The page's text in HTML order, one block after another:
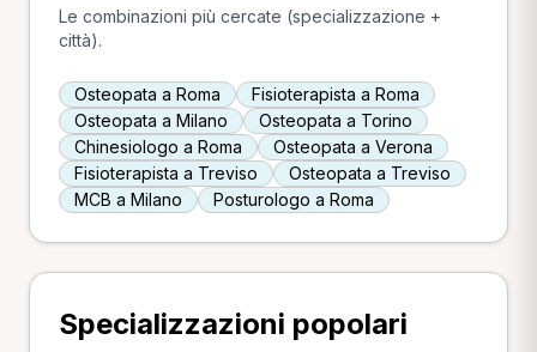
Le combinazioni più cercate (specializzazione +
città).
Osteopata a Roma
Fisioterapista a Roma
Osteopata a Milano
Osteopata a Torino
Chinesiologo a Roma
Osteopata a Verona
Fisioterapista a Treviso
Osteopata a Treviso
MCB a Milano
Posturologo a Roma
Specializzazioni popolari